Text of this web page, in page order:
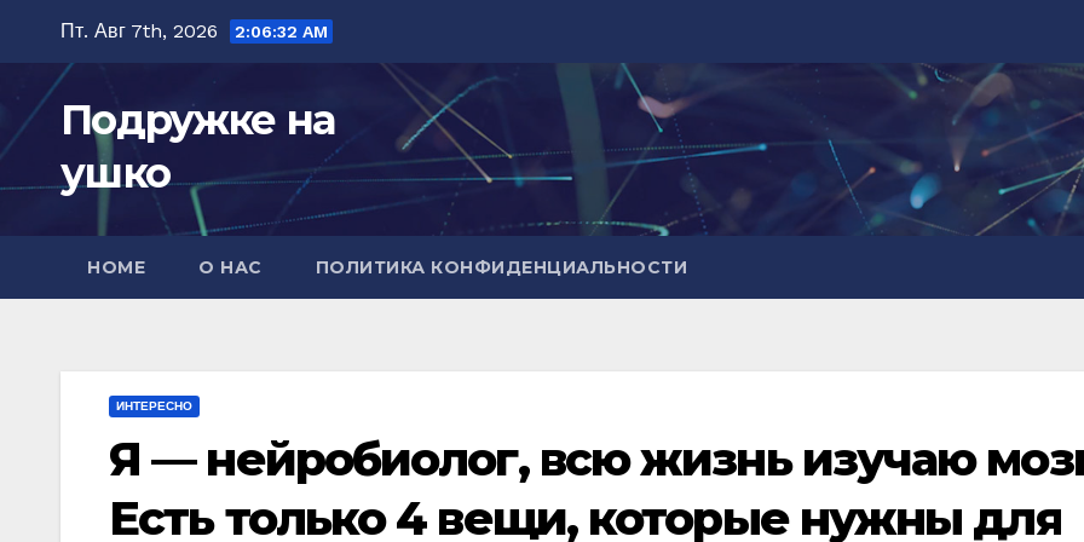
содержимому
Пт. Авг 7th, 2026 2:06:33 AM
Подружке на
ушко
HOME О НАС ПОЛИТИКА КОНФИДЕНЦИАЛЬНОСТИ
ИНТЕРЕСНО
Я — нейробиолог, всю жизнь изучаю
Есть только 4 вещи, которые нужны для